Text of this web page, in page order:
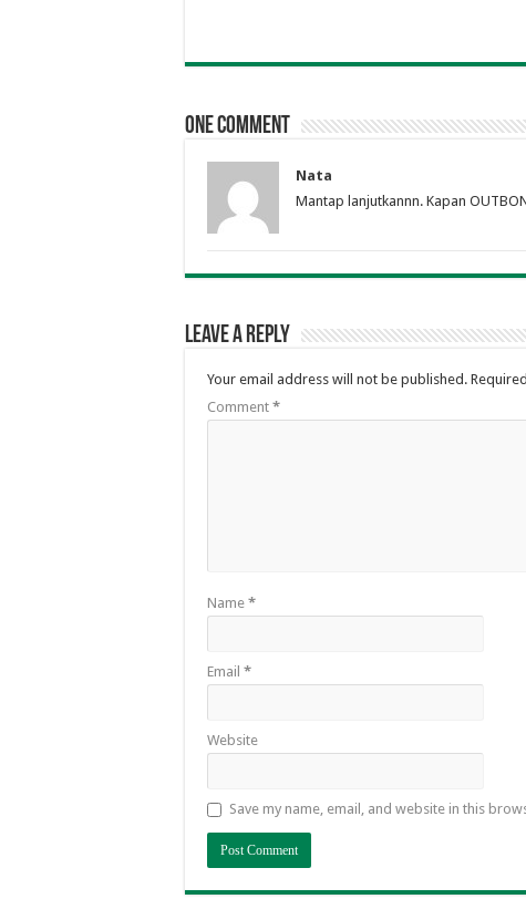
One comment
Nata
Mantap lanjutkannn. Kapan
Leave a Reply
Your email address will not be published.
Comment *
Name *
Email *
Website
Save my name, email, and website in this